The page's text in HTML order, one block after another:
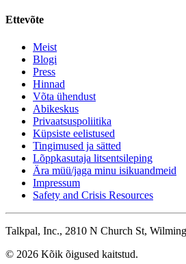
Ettevõte
Meist
Blogi
Press
Hinnad
Võta ühendust
Abikeskus
Privaatsuspoliitika
Küpsiste eelistused
Tingimused ja sätted
Lõppkasutaja litsentsileping
Ära müü/jaga minu isikuandmeid
Impressum
Safety and Crisis Resources
Talkpal, Inc., 2810 N Church St,
© 2026 Kõik õigused kaitstud.